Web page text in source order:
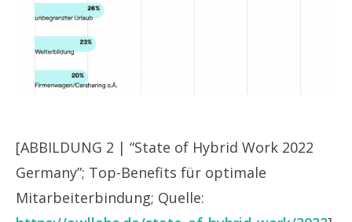
[ABBILDUNG 2 | “State of Hybrid Work 2022
Germany”; Top-Benefits für optimale
Mitarbeiterbindung; Quelle: